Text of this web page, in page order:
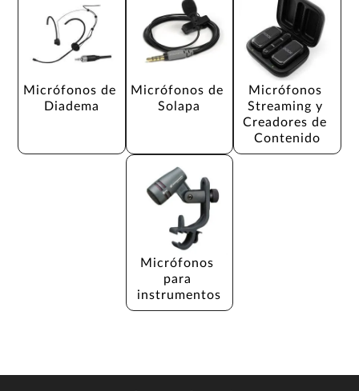
Micrófonos de
Diadema
Micrófonos de
Solapa
Micrófonos
Streaming y
Creadores de
Contenido
Micrófonos
para
instrumentos